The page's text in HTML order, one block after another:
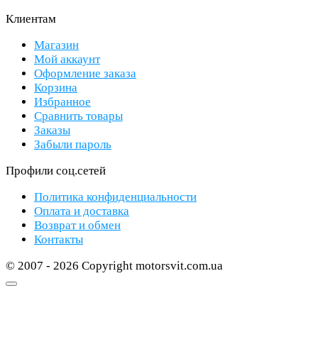
Клиентам
Магазин
Мой аккаунт
Оформление заказа
Корзина
Избранное
Сравнить товары
Заказы
Забыли пароль
Профили соц.сетей
Политика конфиденциальности
Оплата и доставка
Возврат и обмен
Контакты
© 2007 - 2026 Copyright motorsvit.com.ua